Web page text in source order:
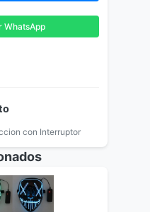
WhatsApp
con Interruptor